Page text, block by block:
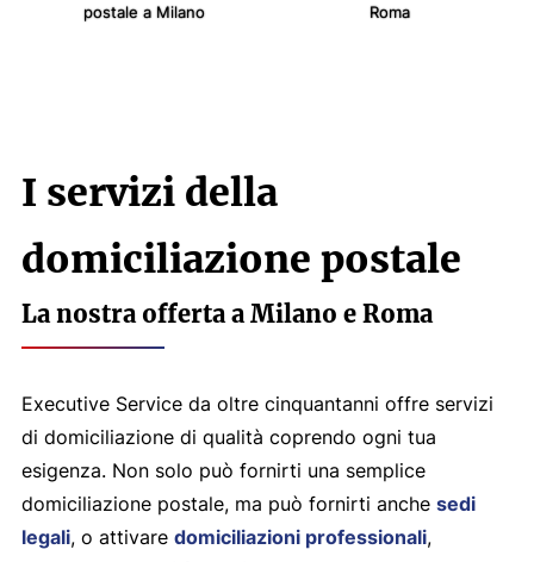
postale a Milano
Roma
I servizi della
domiciliazione postale
La nostra offerta a Milano e Roma
Executive Service da oltre cinquantanni offre servizi
di domiciliazione di qualità coprendo ogni tua
esigenza. Non solo può fornirti una semplice
domiciliazione postale, ma può fornirti anche sedi
legali, o attivare domiciliazioni professionali,